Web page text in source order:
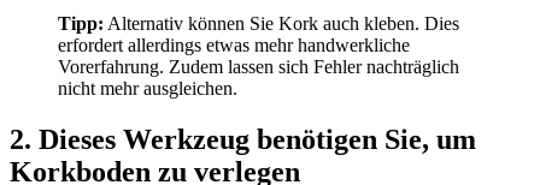
Tipp: Alternativ können Sie Kork auch kleben. Dies
erfordert allerdings etwas mehr handwerkliche
Vorerfahrung. Zudem lassen sich Fehler nachträglich
nicht mehr ausgleichen.
2. Dieses Werkzeug benötigen Sie, um
Korkboden zu verlegen